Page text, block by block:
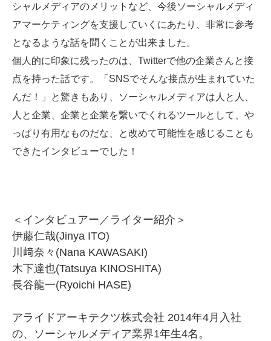
シャルメディアのメリットなど、今後ソーシャルメディ
アマーケティングを支援していくにあたり、非常に参考
となるような話を聞くことが出来ました。
個人的に印象に残ったのは、Twitterで他の企業さんと接
点を持った話です。「SNSでそんな接点が生まれていた
んだ！」と驚きもあり、ソーシャルメディアは人と人、
人と企業、企業と企業を繋いでくれるツールとして、や
っぱり有用なものだな、と改めて可能性を感じることも
できたインタビューでした！
＜インタビュアー／ライター紹介＞
伊藤仁哉(Jinya ITO)
川﨑奈々(Nana KAWASAKI)
木下達也(Tatsuya KINOSHITA)
長谷龍一(Ryoichi HASE)
アライドアーキテクツ株式会社 2014年4月入社
の、ソーシャルメディア業界1年生4名。